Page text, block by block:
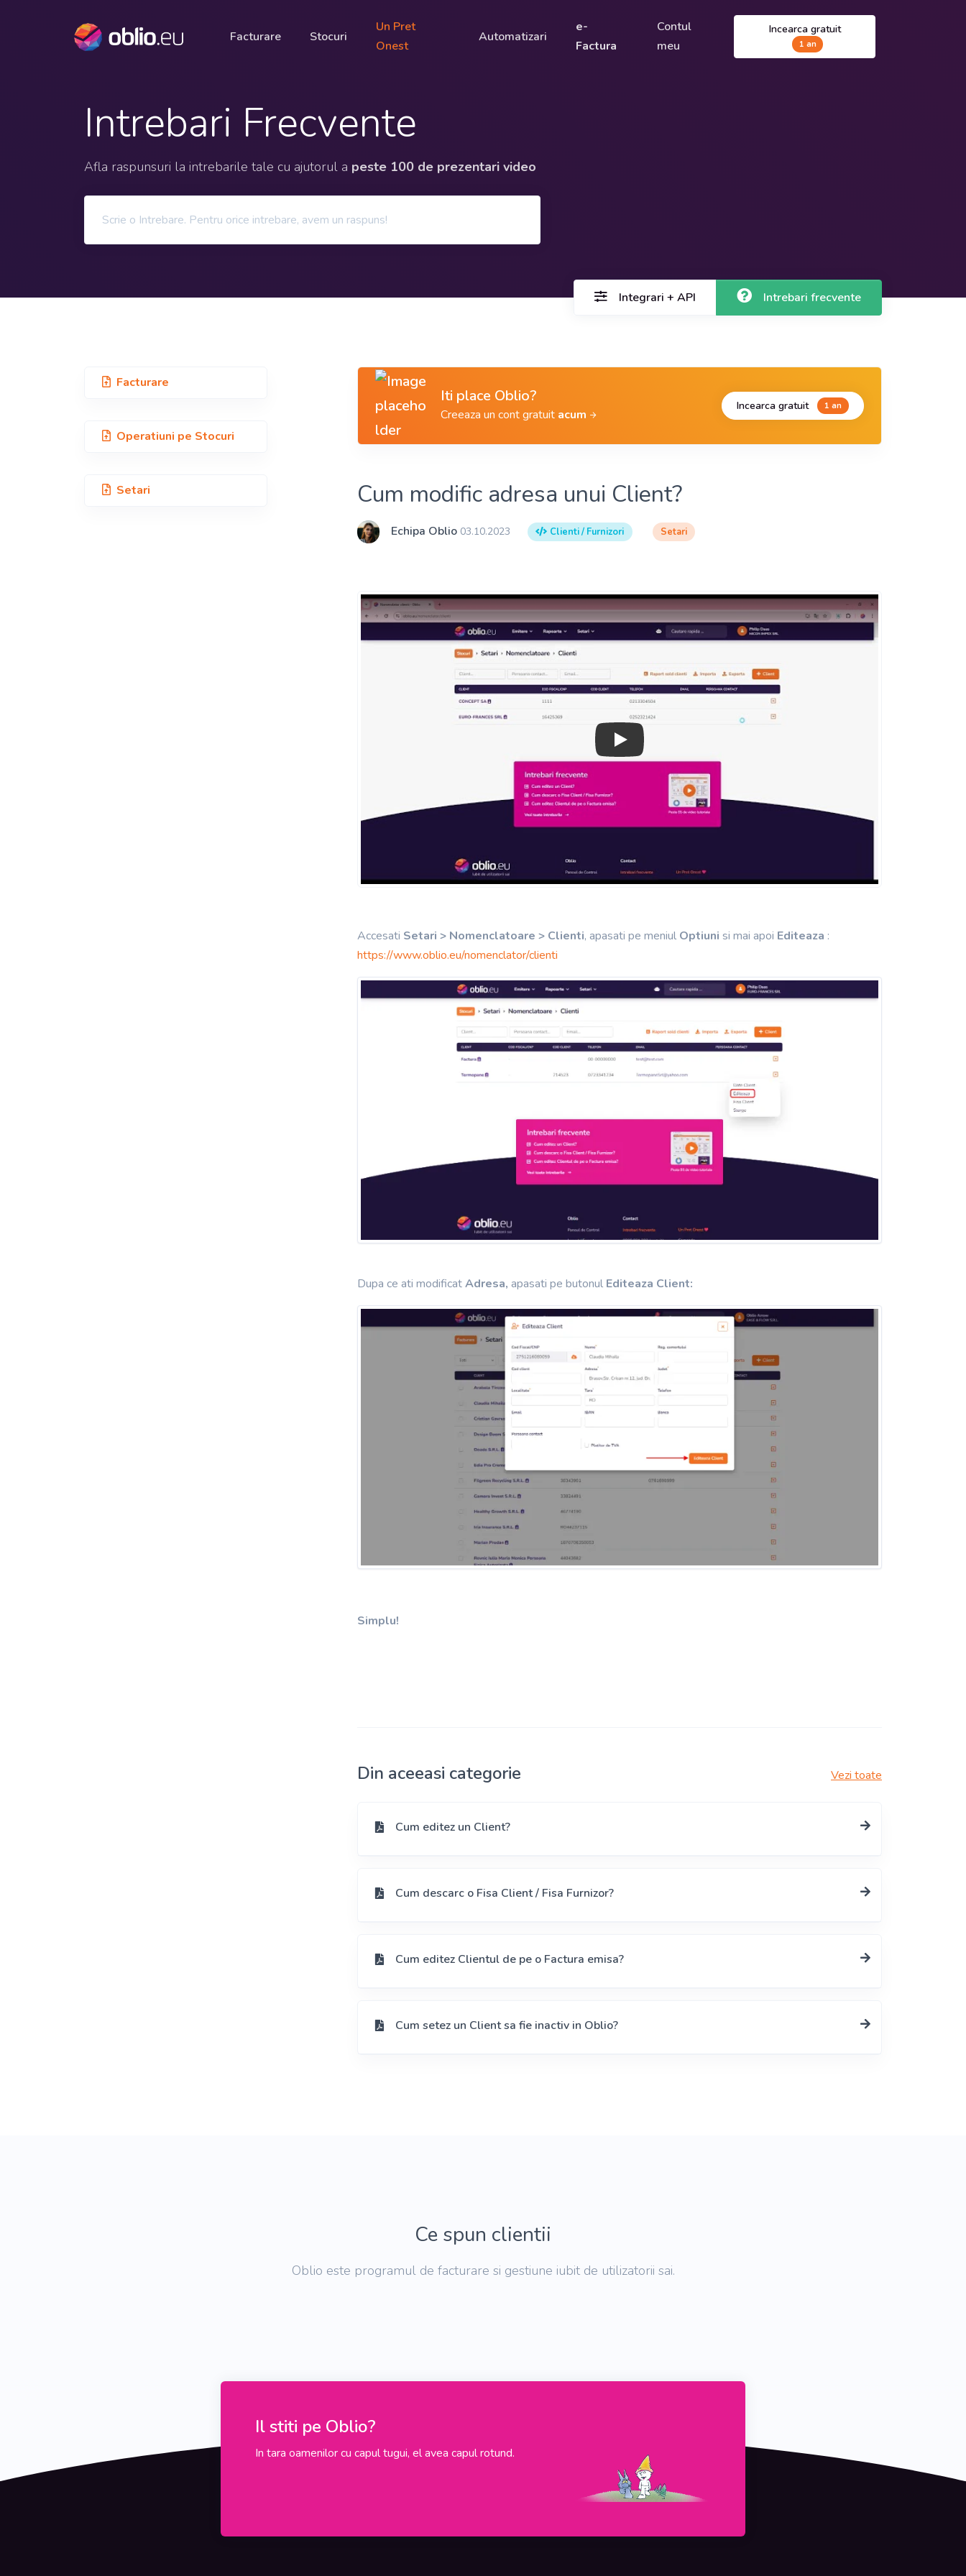
Facturare Stocuri
Un Pret
Onest
Automatizari
e-
Factura
Contul
meu
Incearca gratuit
1 an
Intrebari Frecvente
Afla raspunsuri la intrebarile tale cu ajutorul a peste 100 de prezentari video
Integrari + API Intrebari frecvente
Facturare
Operatiuni pe Stocuri
Setari
Iti place Oblio?
Creeaza un cont gratuit acum
Incearca gratuit 1 an
Cum modific adresa unui Client?
Echipa Oblio 03.10.2023 Clienti / Furnizori Setari
Play
Accesati Setari > Nomenclatoare > Clienti, apasati pe meniul Optiuni si mai apoi Editeaza :
https://www.oblio.eu/nomenclator/clienti
Dupa ce ati modificatAdresa, apasati pe butonul Editeaza Client:
Simplu!
Din aceeasi categorie Vezi toate
Cum editez un Client?
Cum descarc o Fisa Client / Fisa Furnizor?
Cum editez Clientul de pe o Factura emisa?
Cum setez un Client sa fie inactiv in Oblio?
Ce spun clientii
Oblio este programul de facturare si gestiune iubit de utilizatorii sai.
Il stiti pe Oblio?
In tara oamenilor cu capul tugui, el avea capul rotund.
In Romania in acest moment, majoritatea
facturare, stocuri, contabilitate sunt tinute pe